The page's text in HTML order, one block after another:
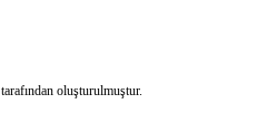
tarafından oluşturulmuştur.